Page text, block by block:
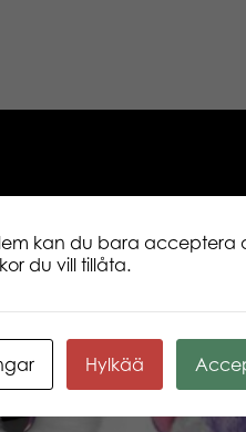
kan du bara acceptera
du vill tillåta.
Hylkää